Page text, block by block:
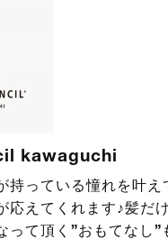
kawaguchi
持っている憧れを叶え
応えてくれます♪髪だ
って頂く”おもてなし”